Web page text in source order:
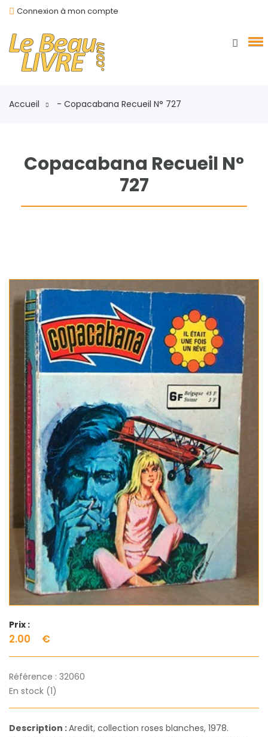
Connexion à mon compte
Accueil - Copacabana Recueil N° 727
Copacabana Recueil N°
727
Prix :
2.00 €
Référence : 32060
En stock (1)
Description :Aredit, collection roses blanches, 1978.